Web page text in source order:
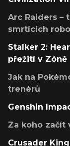
Arc Raiders –
smrtících
Stalker 2:
přežití v Zóně
Jak na
trenérů
Genshin
Za koho začít
Crusader